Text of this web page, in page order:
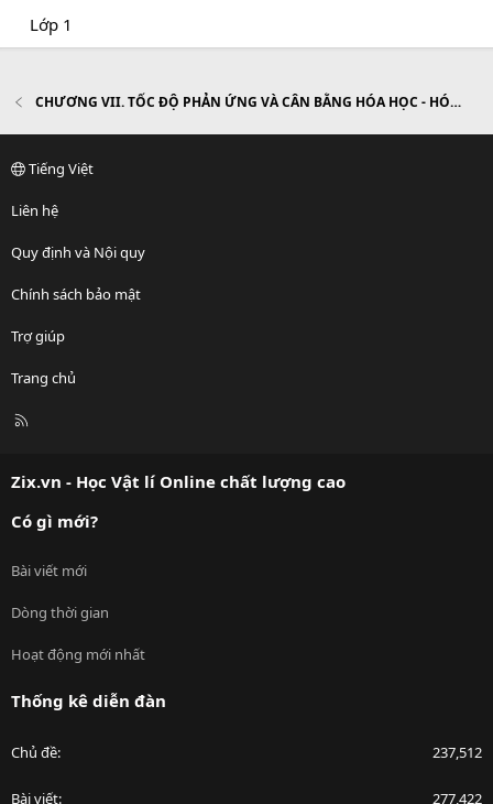
Lớp 1
CHƯƠNG VII. TỐC ĐỘ PHẢN ỨNG VÀ CÂN BẰNG HÓA HỌC - HÓA HỌC 10
Tiếng Việt
Liên hệ
Quy định và Nội quy
Chính sách bảo mật
Trợ giúp
Trang chủ
R
Zix.vn - Học Vật lí Online chất lượng cao
Có gì mới?
Bài viết mới
Dòng thời gian
Hoạt động mới nhất
Thống kê diễn đàn
Chủ đề 237,512
Bài viết 277,422